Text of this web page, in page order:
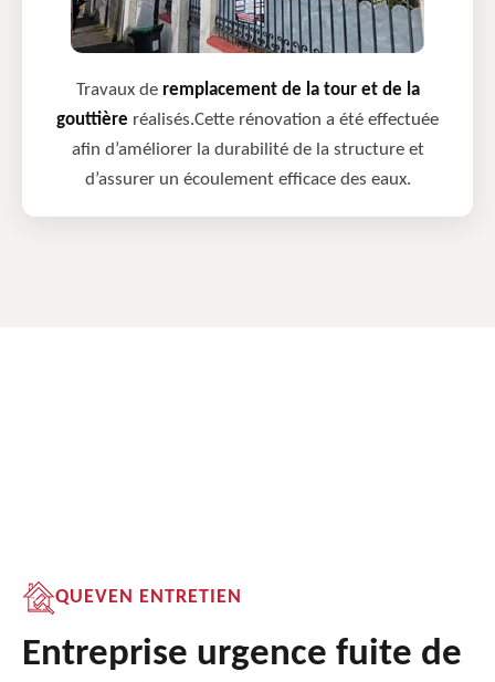
Travaux de remplacement de la tour et de la
gouttière réalisés.Cette rénovation a été effectuée
afin d’améliorer la durabilité de la structure et
d’assurer un écoulement efficace des eaux.
QUEVEN ENTRETIEN
Entreprise urgence fuite de